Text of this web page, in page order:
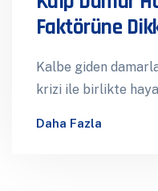
Faktörüne
Kalbe giden
krizi ile birlikte
Daha Fazla